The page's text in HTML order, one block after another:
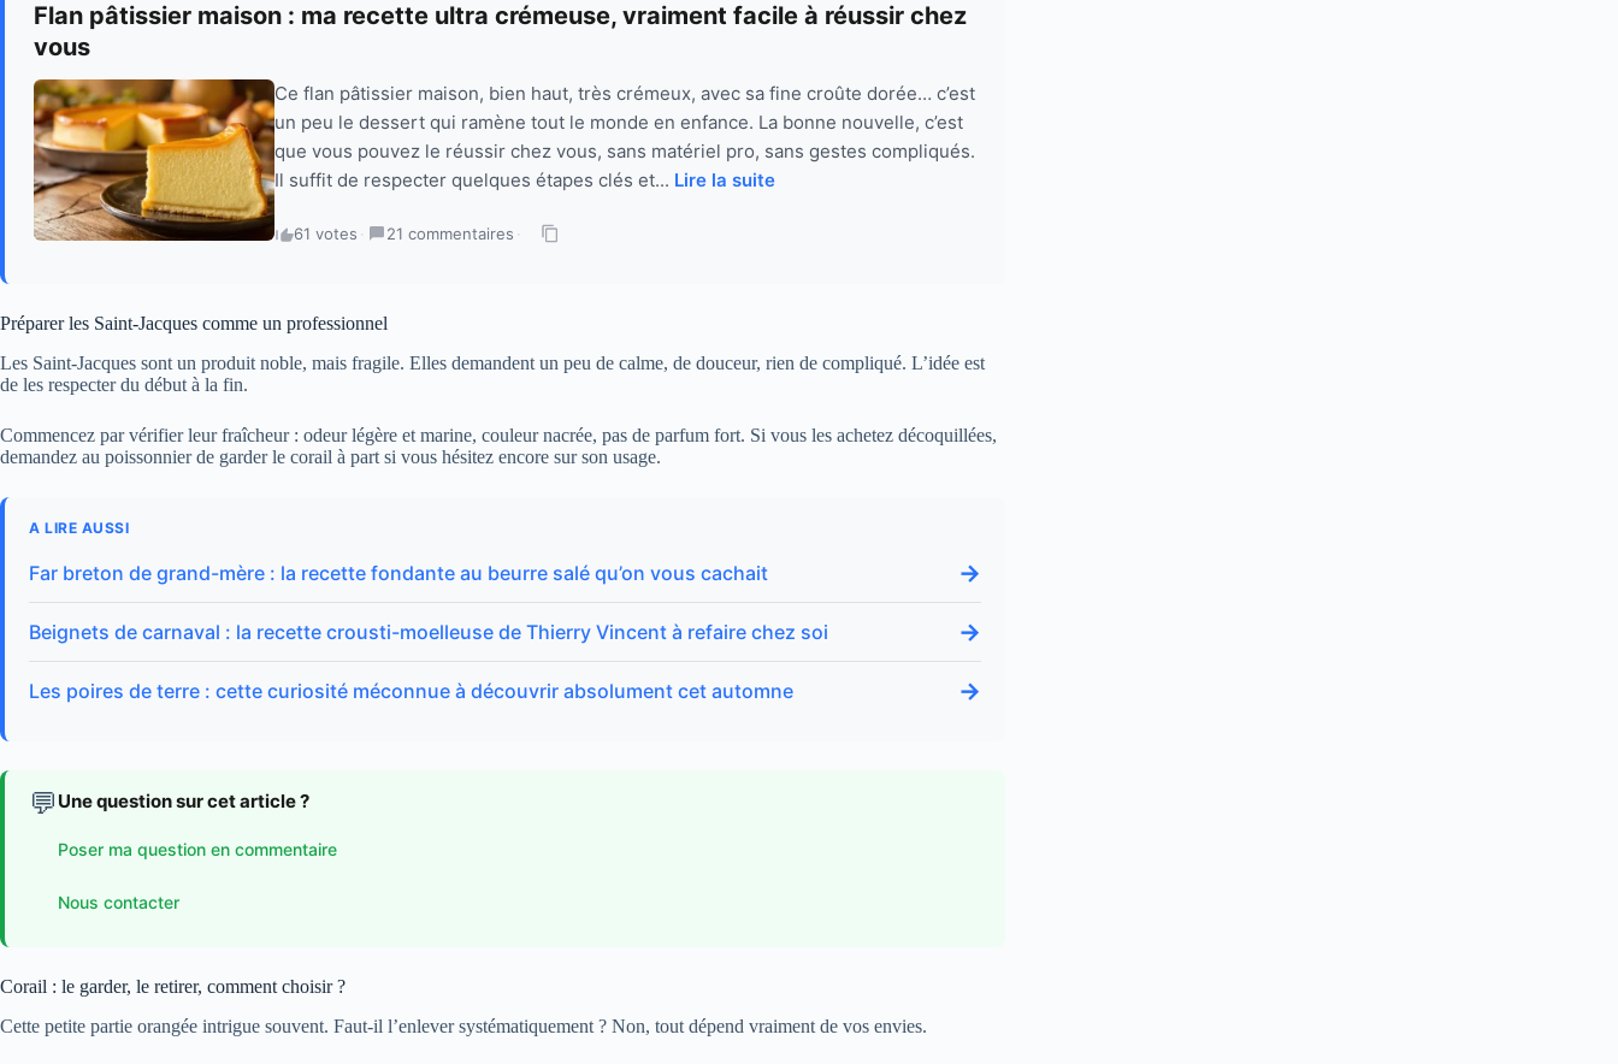
Flan pâtissier maison : ma recette ultra crémeuse, vraiment facile à réussir chez
vous
Ce flan pâtissier maison, bien haut, très crémeux, avec sa fine croûte dorée… c’est
un peu le dessert qui ramène tout le monde en enfance. La bonne nouvelle, c’est
que vous pouvez le réussir chez vous, sans matériel pro, sans gestes compliqués.
Il suffit de respecter quelques étapes clés et... Lire la suite
61 votes · 21 commentaires ·
Préparer les Saint-Jacques comme un professionnel
Les Saint-Jacques sont un produit noble, mais fragile. Elles demandent un peu de calme, de douceur, rien de compliqué. L’idée est
de les respecter du début à la fin.
Commencez par vérifier leur fraîcheur : odeur légère et marine, couleur nacrée, pas de parfum fort. Si vous les achetez décoquillées,
demandez au poissonnier de garder le corail à part si vous hésitez encore sur son usage.
A LIRE AUSSI
Far breton de grand-mère : la recette fondante au beurre salé qu’on vous cachait →
Beignets de carnaval : la recette crousti-moelleuse de Thierry Vincent à refaire chez soi →
Les poires de terre : cette curiosité méconnue à découvrir absolument cet automne →
💬 Une question sur cet article ?
Poser ma question en commentaire
Nous contacter
Corail : le garder, le retirer, comment choisir ?
Cette petite partie orangée intrigue souvent. Faut-il l’enlever systématiquement ? Non, tout dépend vraiment de vos envies.